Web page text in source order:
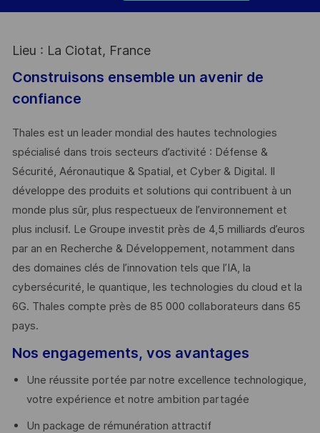
Lieu : La Ciotat, France
Construisons ensemble un avenir de
confiance
Thales est un leader mondial des hautes technologies
spécialisé dans trois secteurs d’activité : Défense &
Sécurité, Aéronautique & Spatial, et Cyber & Digital. Il
développe des produits et solutions qui contribuent à un
monde plus sûr, plus respectueux de l’environnement et
plus inclusif. Le Groupe investit près de 4,5 milliards d’euros
par an en Recherche & Développement, notamment dans
des domaines clés de l’innovation tels que l’IA, la
cybersécurité, le quantique, les technologies du cloud et la
6G. Thales compte près de 85 000 collaborateurs dans 65
pays. ​
Nos engagements, vos avantages
Une réussite portée par notre excellence technologique,
votre expérience et notre ambition partagée
Un package de rémunération attractif